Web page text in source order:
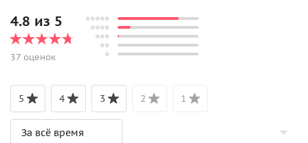
4.8 из 5
37 оценок
5 4 3 2 1